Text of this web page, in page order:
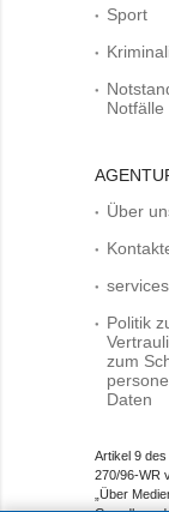
Sport
Notfälle
Über
services
Politik
zum
Daten
Artikel 9 des
270/96-WR
„Über